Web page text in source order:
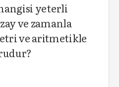
yeterli
ve zamanla
ve aritmetikle